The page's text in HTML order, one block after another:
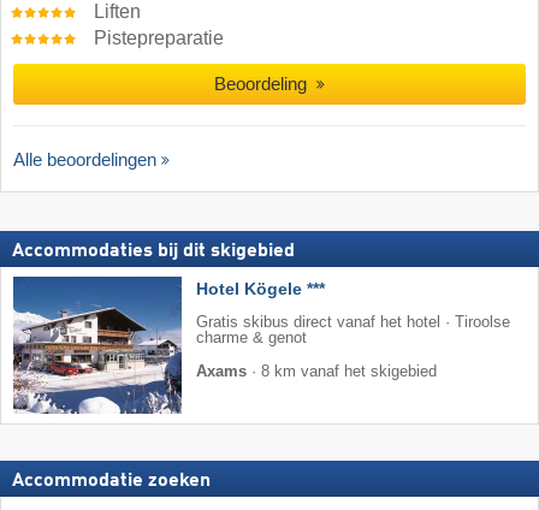
Liften
Pistepreparatie
Beoordeling
Alle beoordelingen
Accommodaties bij dit skigebied
Hotel Kögele ***
Gratis skibus direct vanaf het hotel · Tiroolse
charme & genot
Axams · 8 km vanaf het skigebied
Accommodatie zoeken